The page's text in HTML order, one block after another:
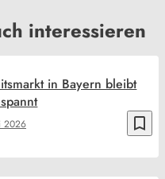
interessieren
bookmark_border
2026
in Bayern bleibt